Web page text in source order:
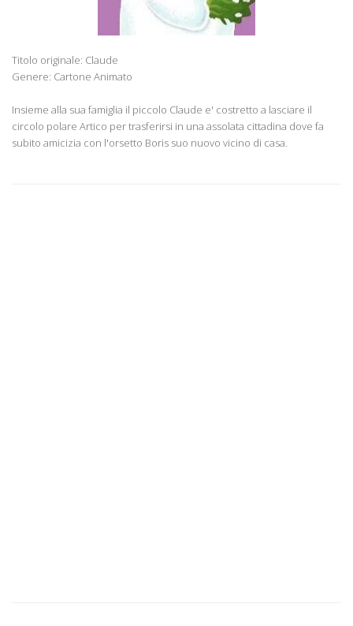
Titolo originale: Claude
Genere: Cartone Animato
Insieme alla sua famiglia il piccolo Claude e' costretto a lasciare il
circolo polare Artico per trasferirsi in una assolata cittadina dove fa
subito amicizia con l'orsetto Boris suo nuovo vicino di casa.